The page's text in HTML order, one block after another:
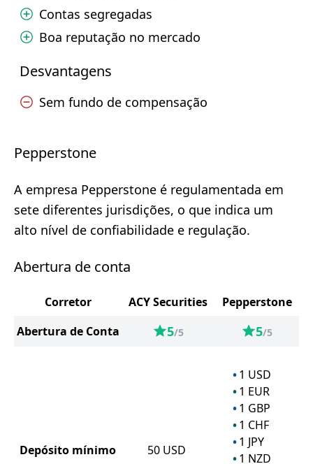
Contas segregadas
Boa reputação no mercado
Desvantagens
Sem fundo de compensação
Pepperstone
A empresa Pepperstone é regulamentada em
sete diferentes jurisdições, o que indica um
alto nível de confiabilidade e regulação.
Abertura de conta
Corretor ACY Securities
Pepperstone
Abertura de Conta
5/5 5/5
Depósito mínimo 50 USD
1 USD
1 EUR
1 GBP
1 CHF
1 JPY
1 NZD